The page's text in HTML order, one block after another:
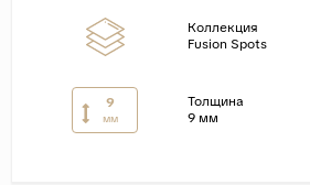
Коллекция
Fusion Spots
9
мм
Толщина
9 мм